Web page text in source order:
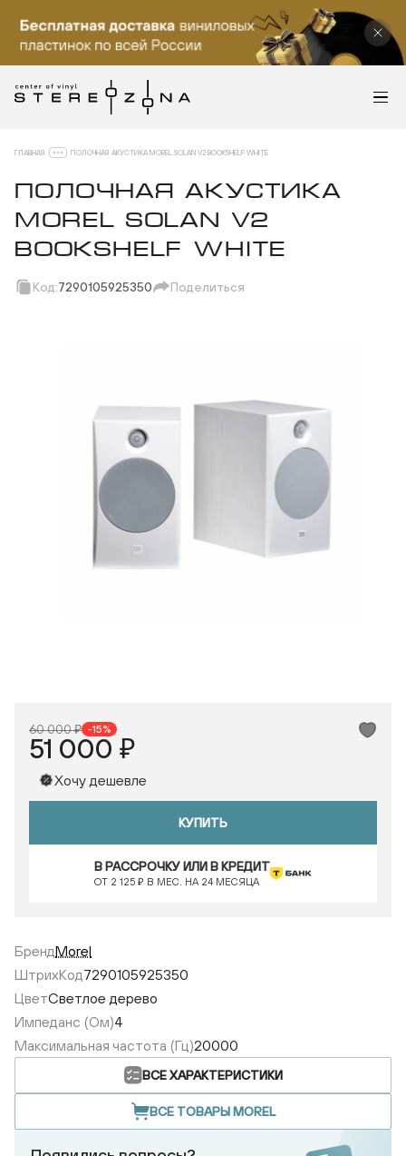
ГЛАВНАЯ ПОЛОЧНАЯ АКУСТИКА MOREL SOLAN V2 BOOKSHELF WHITE
ПОЛОЧНАЯ АКУСТИКА
MOREL SOLAN V2
BOOKSHELF WHITE
Код:7290105925350 Поделиться
ВКонтакте
Одноклассники
60 000 ₽ -15%
51 000 ₽
Хочу дешевле
КУПИТЬ
В РАССРОЧКУ ИЛИ В КРЕДИТ
ОТ 2 125 ₽ В МЕС. НА 24 МЕСЯЦА
БрендMorel
ШтрихКод7290105925350
ЦветСветлое дерево
Импеданс (Ом)4
Максимальная частота (Гц)20000
ВСЕ ХАРАКТЕРИСТИКИ
ВСЕ ТОВАРЫ MOREL